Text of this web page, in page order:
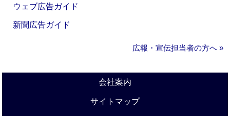
ウェブ広告ガイド
新聞広告ガイド
広報・宣伝担当者の方へ »
会社案内
サイトマップ